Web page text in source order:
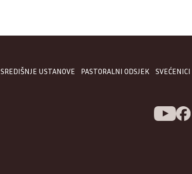
SREDIŠNJE USTANOVE PASTORALNI ODSJEK SVEĆENICI